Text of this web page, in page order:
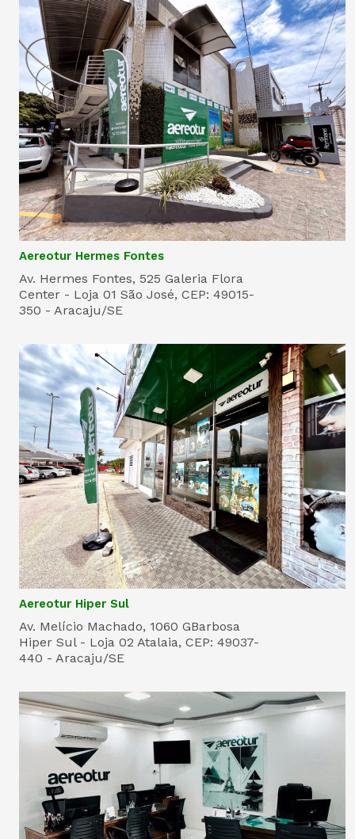
Aereotur Hermes Fontes
Av. Hermes Fontes, 525 Galeria Flora
Center - Loja 01 São José, CEP: 49015-
350 - Aracaju/SE
Aereotur Hiper Sul
Av. Melício Machado, 1060 GBarbosa
Hiper Sul - Loja 02 Atalaia, CEP: 49037-
440 - Aracaju/SE